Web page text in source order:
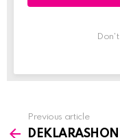
See
Previous article